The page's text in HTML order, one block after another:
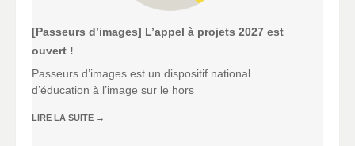
[Passeurs d’images] L’appel à projets 2027 est
ouvert !
Passeurs d’images est un dispositif national
d’éducation à l’image sur le hors
LIRE LA SUITE →